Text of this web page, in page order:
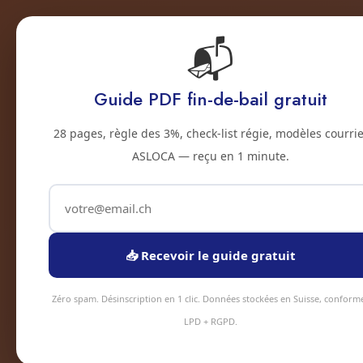
Prestations
2500 · JURA BERNOIS
Nettoyage
travaux a
Service nettoyage apres travaux à
24h, intervention sous 48h en
professionnel, tarifs transparents.
Devis instantané +41
📬
Guide PDF fin-de-bail gratuit
28 pages, règle des 3%, check-list régie, modèles
ASLOCA — reçu en 1 minute.
📥 Recevoir le guide gratuit
Zéro spam. Désinscription en 1 clic. Données stockées en Suisse,
LPD + RGPD.